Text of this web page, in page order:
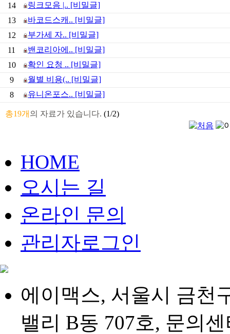
14
링크모음 |.. [비밀글]
13
바코드스캐.. [비밀글]
12
부가세 자.. [비밀글]
11
밴코리아에.. [비밀글]
10
확인 요청 .. [비밀글]
9
월별 비용(.. [비밀글]
8
유니온포스.. [비밀글]
총19개 의 자료가 있습니다. (1/2)
HOME
오시는 길
온라인 문의
관리자로그인
에이맥스, 서울시 금천
밸리 B동 707호, 문의